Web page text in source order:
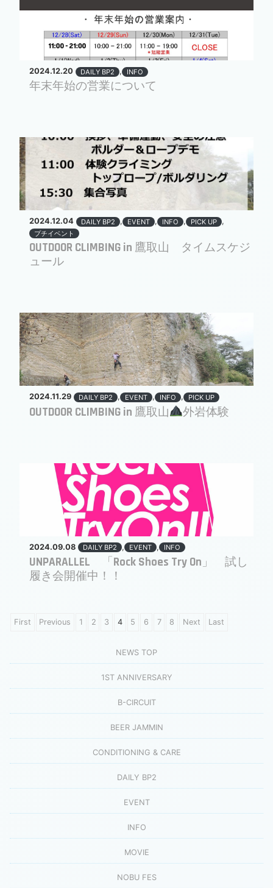
2024.12.20 DAILY BP2 , INFO
年末年始の営業について
2024.12.04 DAILY BP2 , EVENT , INFO , PICK UP ,
プチイベント
OUTDOOR CLIMBING in 鷹取山 タイムスケジ
ュール
2024.11.29 DAILY BP2 , EVENT , INFO , PICK UP
OUTDOOR CLIMBING in 鷹取山 外岩体験
2024.09.08 DAILY BP2 , EVENT , INFO
UNPARALLEL 「Rock Shoes Try On」 試し
履き会開催中！！
First Previous 1 2 3 4 5 6 7 8 Next Last
NEWS TOP
1ST ANNIVERSARY
B-CIRCUIT
BEER JAMMIN
CONDITIONING & CARE
DAILY BP2
EVENT
INFO
MOVIE
NOBU FES